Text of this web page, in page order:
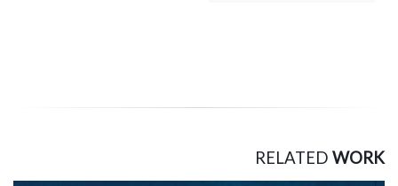
RELATED WORK